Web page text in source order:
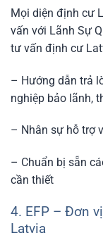
Mọi diện định cư
vấn với Lãnh Sự
tư vấn định cư
– Hướng dẫn trả
nghiệp bảo lãnh,
– Nhân sự hỗ trợ
– Chuẩn bị sẵn
cần thiết
4. EFP – Đơn
Latvia